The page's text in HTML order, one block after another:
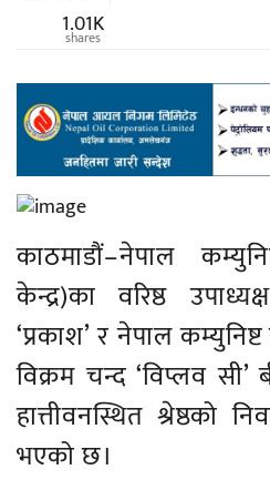
1.01K
shares
काठमाडौं–नेपाल
केन्द्र)का वरिष्ठ
‘प्रकाश’ र नेपाल
विक्रम चन्द ‘विप्लव
हात्तीवनस्थित श्रेष्ठको
भएको छ।